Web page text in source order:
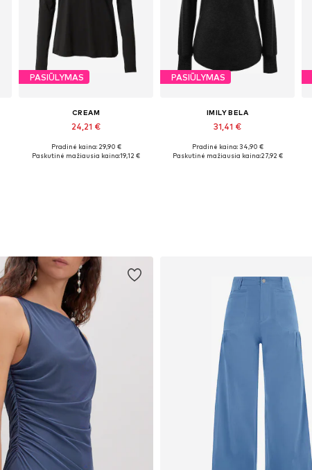
PASIŪLYMAS
CREAM
24,21 €
Pradinė kaina: 29,90 €
Paskutinė mažiausia kaina:19,12 €
PASIŪLYMAS
IMILY BELA
31,41 €
Galimi dydžiai: M, L, XL, XXL
Pradinė kaina: 34,90 €
Paskutinė mažiausia kaina:27,92 €